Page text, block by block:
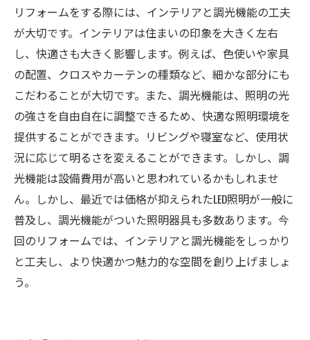
リフォームをする際には、インテリアと調光機能の工夫
が大切です。インテリアは住まいの印象を大きく左右
し、快適さも大きく影響します。例えば、色使いや家具
の配置、クロスやカーテンの種類など、細かな部分にも
こだわることが大切です。また、調光機能は、照明の光
の強さを自由自在に調整できるため、快適な照明環境を
提供することができます。リビングや寝室など、使用状
況に応じて明るさを変えることができます。しかし、調
光機能は設備費用が高いと思われているかもしれませ
ん。しかし、最近では価格が抑えられたLED照明が一般に
普及し、調光機能がついた照明器具も多数あります。今
回のリフォームでは、インテリアと調光機能をしっかり
と工夫し、より快適かつ魅力的な空間を創り上げましょ
う。